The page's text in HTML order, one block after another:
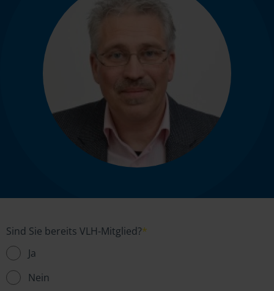
Sind Sie bereits VLH-Mitglied?*
Ja
Nein